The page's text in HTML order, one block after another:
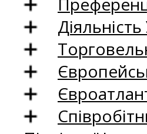
Діяльність